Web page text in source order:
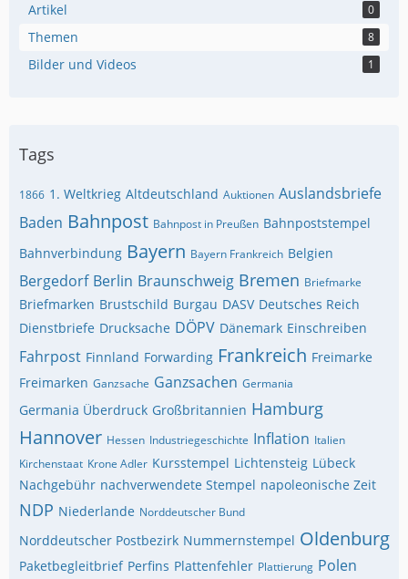
Artikel 0
Themen 8
Bilder und Videos 1
Tags
1866 1. Weltkrieg Altdeutschland Auktionen Auslandsbriefe
Baden Bahnpost Bahnpost in Preußen Bahnpoststempel
Bahnverbindung Bayern Bayern Frankreich Belgien
Bergedorf Berlin Braunschweig Bremen Briefmarke
Briefmarken Brustschild Burgau DASV Deutsches Reich
Dienstbriefe Drucksache DÖPV Dänemark Einschreiben
Fahrpost Finnland Forwarding Frankreich Freimarke
Freimarken Ganzsache Ganzsachen Germania
Germania Überdruck Großbritannien Hamburg
Hannover Hessen Industriegeschichte Inflation Italien
Kirchenstaat Krone Adler Kursstempel Lichtensteig Lübeck
Nachgebühr nachverwendete Stempel napoleonische Zeit
NDP Niederlande Norddeutscher Bund
Norddeutscher Postbezirk Nummernstempel Oldenburg
Paketbegleitbrief Perfins Plattenfehler Plattierung Polen